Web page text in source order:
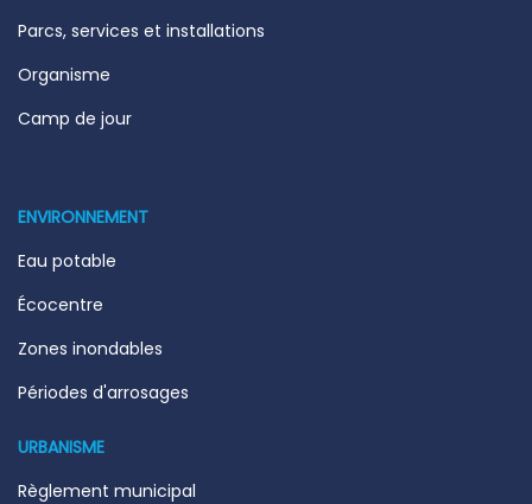
Parcs, services et installations
Organisme
Camp de jour
ENVIRONNEMENT
Eau potable
Écocentre
Zones inondables
Périodes d'arrosages
URBANISME
Règlement municipal